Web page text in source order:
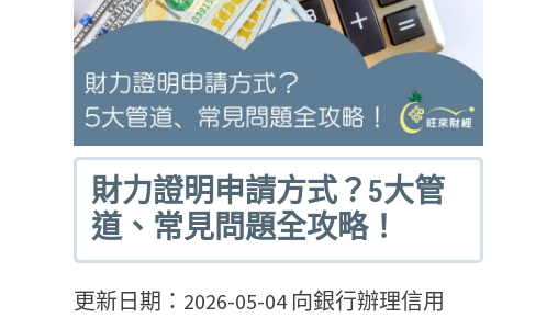
財力證明申請方式？5大管
道、常見問題全攻略！
更新日期：2026-05-04 向銀行辦理信用